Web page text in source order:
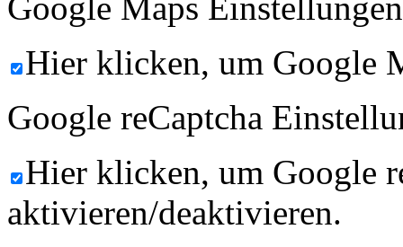
Google Maps
Hier klicken, um Google
Google reCaptcha
Hier klicken, um Google
aktivieren/deaktivieren.